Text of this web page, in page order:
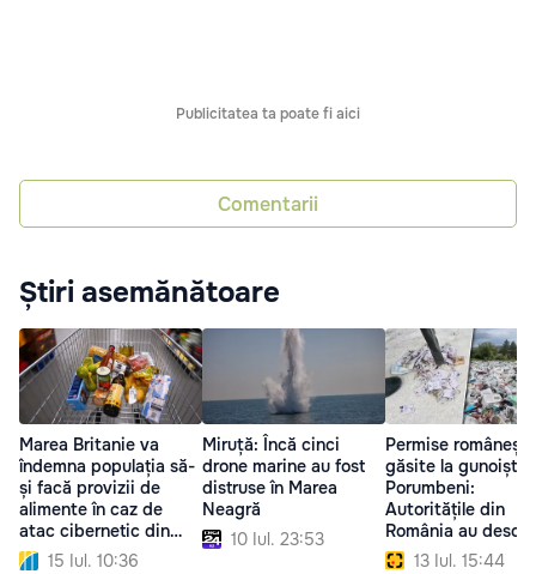
Publicitatea ta poate fi aici
Comentarii
Știri asemănătoare
Marea Britanie va
îndemna populația să-
și facă provizii de
alimente în caz de
atac cibernetic din
partea Rusiei
15 Iul. 10:36
Miruță: Încă cinci
drone marine au fost
distruse în Marea
Neagră
10 Iul. 23:53
Permise românești,
găsite la
Porumbeni:
Autoritățile din
România au
anchetă13 Iul. 15:44